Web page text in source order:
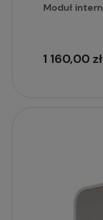
Moduł
1 160,00 zł